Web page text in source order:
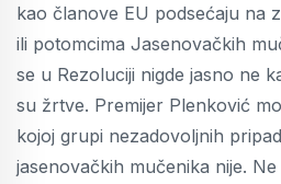
kao članove EU podsećaju na
ili potomcima Jasenovačkih
se u Rezoluciji nigde jasno ne
su žrtve. Premijer Plenković
kojoj grupi nezadovoljnih
jasenovačkih mučenika nije.